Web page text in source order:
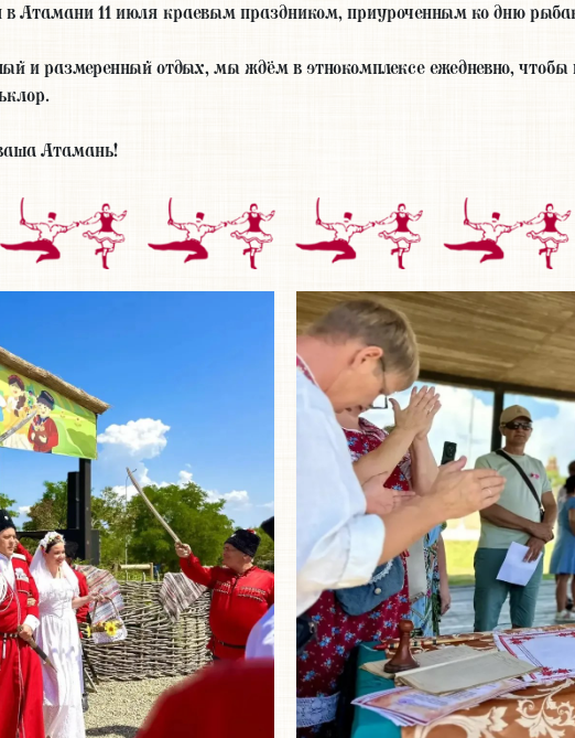
Атамани 11 июля краевым праздником, приуроченным ко дню
и размеренный отдых, мы ждём в этнокомплексе ежедневно, чтобы
Атамань!